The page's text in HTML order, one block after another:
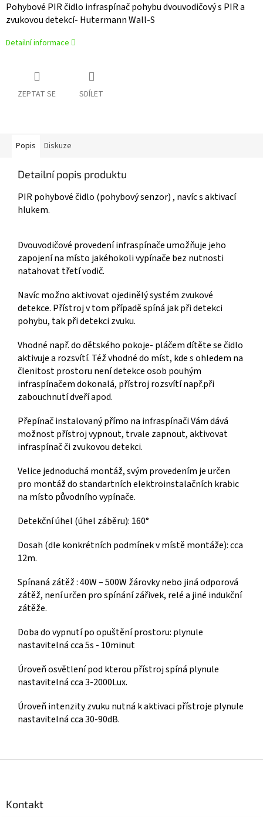
Pohybové PIR čidlo infraspínač pohybu dvouvodičový s PIR a
zvukovou detekcí- Hutermann Wall-S
Detailní informace
ZEPTAT SE SDÍLET
Popis Diskuze
Detailní popis produktu
PIR pohybové čidlo (pohybový senzor) , navíc s aktivací
hlukem.
Dvouvodičové provedení infraspínače umožňuje jeho
zapojení na místo jakéhokoli vypínače bez nutnosti
natahovat třetí vodič.
Navíc možno aktivovat ojedinělý systém zvukové
detekce. Přístroj v tom případě spíná jak při detekci
pohybu, tak při detekci zvuku.
Vhodné např. do dětského pokoje- pláčem dítěte se čidlo
aktivuje a rozsvítí. Též vhodné do míst, kde s ohledem na
členitost prostoru není detekce osob pouhým
infraspínačem dokonalá, přístroj rozsvítí např.při
zabouchnutí dveří apod.
Přepínač instalovaný přímo na infraspínači Vám dává
možnost přístroj vypnout, trvale zapnout, aktivovat
infraspínač či zvukovou detekci.
Velice jednoduchá montáž, svým provedením je určen
pro montáž do standartních elektroinstalačních krabic
na místo původního vypínače.
Detekční úhel (úhel záběru): 160°
Dosah (dle konkrétních podmínek v místě montáže): cca
12m.
Spínaná zátěž : 40W – 500W žárovky nebo jiná odporová
zátěž, není určen pro spínání zářivek, relé a jiné indukční
zátěže.
Doba do vypnutí po opuštění prostoru: plynule
nastavitelná cca 5s - 10minut
Úroveň osvětlení pod kterou přístroj spíná plynule
nastavitelná cca 3-2000Lux.
Úroveň intenzity zvuku nutná k aktivaci přístroje plynule
nastavitelná cca 30-90dB.
Kontakt